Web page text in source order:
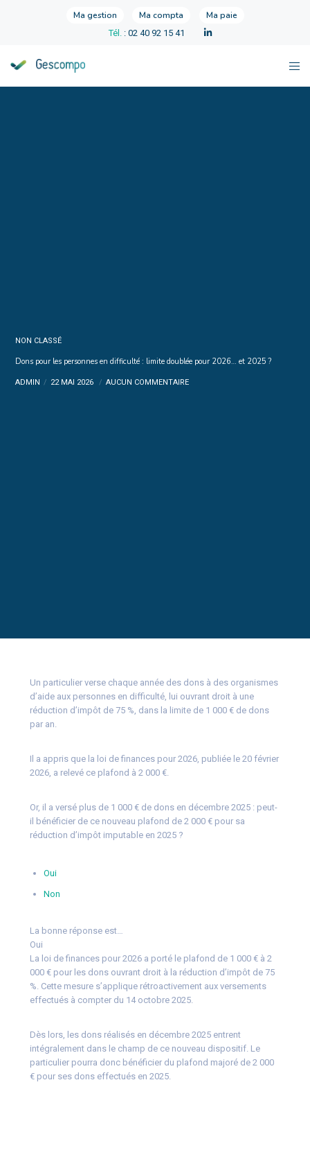
Ma gestion Ma compta Ma paie
Tél. : 02 40 92 15 41
NON CLASSÉ
Dons pour les personnes en difficulté : limite doublée pour 2026… et 2025 ?
ADMIN 22 MAI 2026 AUCUN COMMENTAIRE
Un particulier verse chaque année des dons à des organismes
d’aide aux personnes en difficulté, lui ouvrant droit à une
réduction d’impôt de 75 %, dans la limite de 1 000 € de dons
par an.
Il a appris que la loi de finances pour 2026, publiée le 20 février
2026, a relevé ce plafond à 2 000 €.
Or, il a versé plus de 1 000 € de dons en décembre 2025 : peut-
il bénéficier de ce nouveau plafond de 2 000 € pour sa
réduction d’impôt imputable en 2025 ?
Oui
Non
La bonne réponse est…
Oui
La loi de finances pour 2026 a porté le plafond de 1 000 € à 2
000 € pour les dons ouvrant droit à la réduction d’impôt de 75
%. Cette mesure s’applique rétroactivement aux versements
effectués à compter du 14 octobre 2025.
Dès lors, les dons réalisés en décembre 2025 entrent
intégralement dans le champ de ce nouveau dispositif. Le
particulier pourra donc bénéficier du plafond majoré de 2 000
€ pour ses dons effectués en 2025.